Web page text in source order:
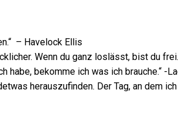
– Havelock Ellis
Wenn du ganz loslässt, bist du
habe, bekomme ich was ich brauche.“ -
herauszufinden. Der Tag, an dem